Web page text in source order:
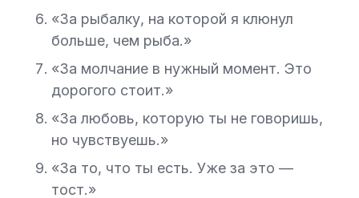
«За рыбалку, на которой я клюнул
больше, чем рыба.»
«За молчание в нужный момент. Это
дорогого стоит.»
«За любовь, которую ты не говоришь,
но чувствуешь.»
«За то, что ты есть. Уже за это —
тост.»